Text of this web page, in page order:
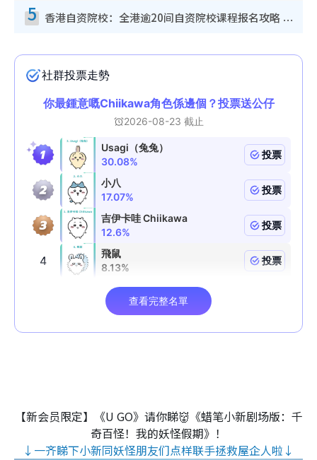
5 香港自资院校：全港逾20间自资院校课程报名攻略 留位费可退/申请日期/报名链接
【新会员限定】《U GO》请你睇👹《蜡笔小新剧场版：千
奇百怪！我的妖怪假期》！
↓一齐睇下小新同妖怪朋友们点样联手拯救屋企人啦↓